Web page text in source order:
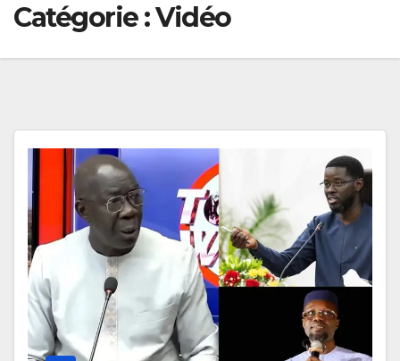
Catégorie :Vidéo